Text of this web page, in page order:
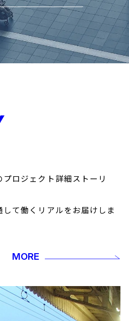
プロジェクト詳細ストーリ
て働くリアルをお届けしま
MORE